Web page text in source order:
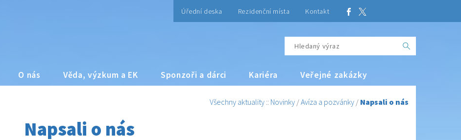
Úřední deska Rezidenční místa Kontakt
O nás Věda, výzkum a EK Sponzoři a dárci Kariéra Veřejné zakázky
Všechny aktuality :: Novinky /Avíza a pozvánky / Napsali o nás
Napsali o nás